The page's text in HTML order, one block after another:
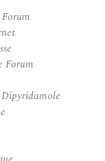
Forum